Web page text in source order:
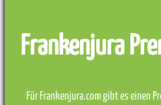
Frankenjura
Für Frankenjura.com gibt es einen